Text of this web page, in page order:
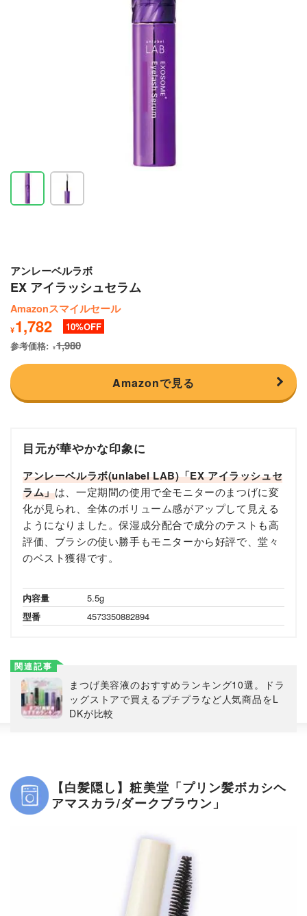
アンレーベルラボ
EX アイラッシュセラム
Amazonスマイルセール
¥1,782
10
参考価格:
¥1,980
Amazonで見る
目元が華やかな印象に
アンレーベルラボ(unlabel LAB)「EX アイラッシュセ
ラム」は、一定期間の使用で全モニターのまつげに変
化が見られ、全体のボリューム感がアップして見える
ようになりました。保湿成分配合で成分のテストも高
評価、ブラシの使い勝手もモニターから好評で、堂々
のベスト獲得です。
内容量
5.5g
型番
4573350882894
関連記事
まつげ美容液のおすすめランキング10選。ドラ
ッグストアで買えるプチプラなど人気商品をL
DKが比較
【白髪隠し】粧美堂「プリン髪ボカシヘ
アマスカラ/ダークブラウン」